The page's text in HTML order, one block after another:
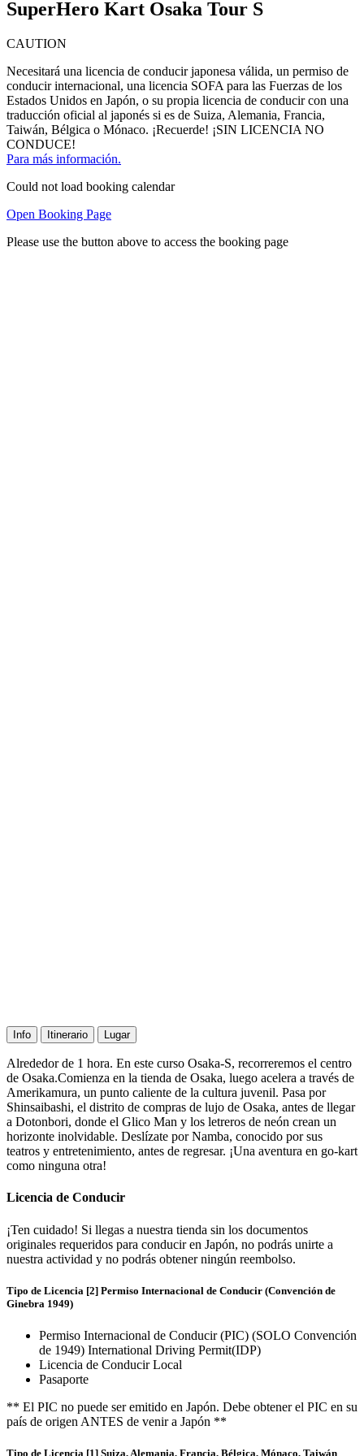
SuperHero Kart Osaka Tour S
CAUTION
Necesitará una licencia de conducir japonesa válida, un permiso de
conducir internacional, una licencia SOFA para las Fuerzas de los
Estados Unidos en Japón, o su propia licencia de conducir con una
traducción oficial al japonés si es de Suiza, Alemania, Francia,
Taiwán, Bélgica o Mónaco. ¡Recuerde! ¡SIN LICENCIA NO
CONDUCE!
Para más información.
Could not load booking calendar
Open Booking Page
Please use the button above to access the booking page
Info Itinerario Lugar
Alrededor de 1 hora. En este curso Osaka-S, recorreremos el centro
de Osaka.Comienza en la tienda de Osaka, luego acelera a través de
Amerikamura, un punto caliente de la cultura juvenil. Pasa por
Shinsaibashi, el distrito de compras de lujo de Osaka, antes de llegar
a Dotonbori, donde el Glico Man y los letreros de neón crean un
horizonte inolvidable. Deslízate por Namba, conocido por sus
teatros y entretenimiento, antes de regresar. ¡Una aventura en go-kart
como ninguna otra!
Licencia de Conducir
¡Ten cuidado! Si llegas a nuestra tienda sin los documentos
originales requeridos para conducir en Japón, no podrás unirte a
nuestra actividad y no podrás obtener ningún reembolso.
Tipo de Licencia [2] Permiso Internacional de Conducir (Convención de
Ginebra 1949)
Permiso Internacional de Conducir (PIC) (SOLO Convención
de 1949) International Driving Permit(IDP)
Licencia de Conducir Local
Pasaporte
** El PIC no puede ser emitido en Japón. Debe obtener el PIC en su
país de origen ANTES de venir a Japón **
Tipo de Licencia [1] Suiza, Alemania, Francia, Bélgica, Mónaco, Taiwán